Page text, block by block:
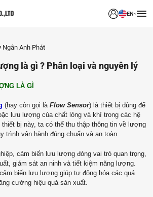
EN
Ngân Anh Phát
là gì ? Phân loại và nguyên lý
LÀ GÌ
(hay còn gọi là Flow Sensor) là thiết bị dùng để
lưu lượng của chất lỏng và khí trong các hệ
bị này, ta có thể thu thập thông tin về lượng
trình vận hành đúng chuẩn và an toàn.
cảm biến lưu lượng đóng vai trò quan trọng,
giám sát an ninh và tiết kiệm năng lượng.
biến lưu lượng giúp tự động hóa các quá
cường hiệu quả sản xuất.